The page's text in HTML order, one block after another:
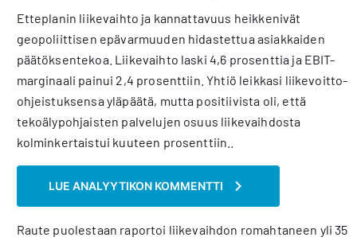
Etteplanin liikevaihto ja kannattavuus heikkenivät
geopoliittisen epävarmuuden hidastettua asiakkaiden
päätöksentekoa. Liikevaihto laski 4,6 prosenttia ja EBIT-
marginaali painui 2,4 prosenttiin. Yhtiö leikkasi liikevoitto-
ohjeistuksensa yläpäätä, mutta positiivista oli, että
tekoälypohjaisten palvelujen osuus liikevaihdosta
kolminkertaistui kuuteen prosenttiin..
LUE ANALYYTIKON KOMMENTTI
Raute puolestaan raportoi liikevaihdon romahtaneen yli 35